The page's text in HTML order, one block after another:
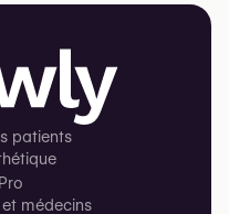
patients
médecins